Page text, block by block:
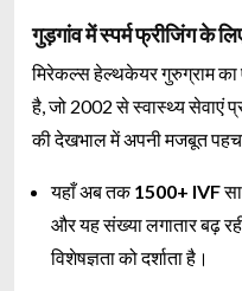
गुड़गांव में स्पर्म फ्रीजिंग के
मिरेकल्स हेल्थकेयर गुरुग्राम का
है, जो 2002 से स्वास्थ्य सेवाएं
की देखभाल में अपनी मजबूत
यहाँ अब तक1500+ IVF
और यह संख्या लगातार बढ़
विशेषज्ञता को दर्शाता है।